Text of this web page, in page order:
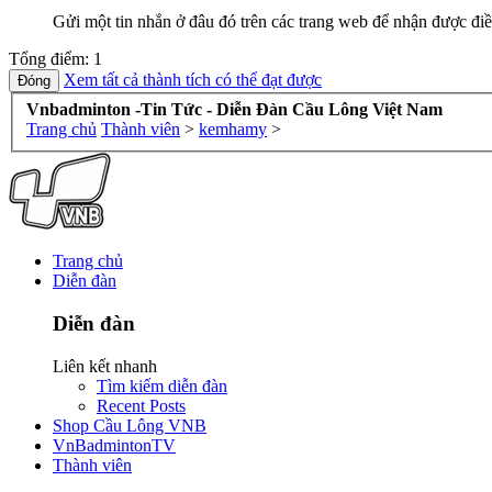
Gửi một tin nhắn ở đâu đó trên các trang web để nhận được
Tổng điểm: 1
Xem tất cả thành tích có thể đạt được
Vnbadminton -Tin Tức - Diễn Đàn Cầu Lông Việt Nam
Trang chủ Thành viên > kemhamy >
Trang chủ
Diễn đàn
Diễn đàn
Liên kết nhanh
Tìm kiếm diễn đàn
Recent Posts
Shop Cầu Lông VNB
VnBadmintonTV
Thành viên